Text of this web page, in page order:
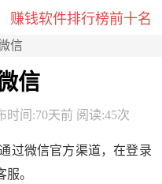
赚钱软件排行榜前十名
信
信
时间:70天前 阅读:45次
过微信官方渠道，在登录
。